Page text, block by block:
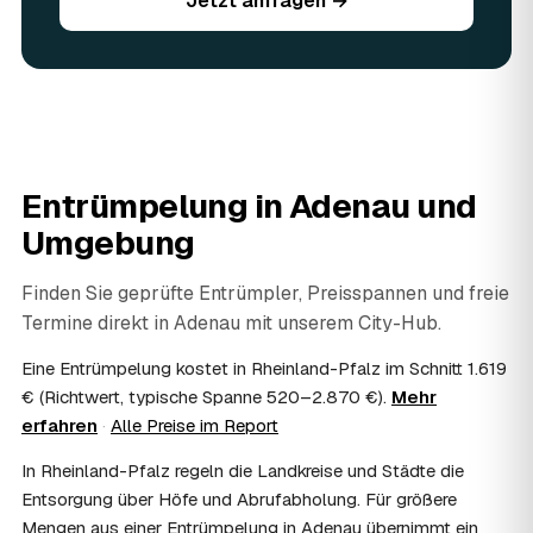
Sie vorhandene Wertsachen einfach in der Anfrage an.
AWL Zentrum vermittelt nur die Entrümpler und ersetzt
keine Steuerberatung — die konkrete Anrechnung klären
Sie mit Ihrem Finanzamt oder Steuerberater.
Kosten?
Im Einzelfall ist das möglich — etwa bei einer
Wohnungsauflösung im Rahmen von Sozialhilfe oder
einem vom Amt veranlassten Umzug. Wichtig: Den Antrag
stellen Sie vor Auftragserteilung beim zuständigen Amt
und holen die Kostenübernahme schriftlich ein. AWL
über die Kostenübernahme.
08 Bekomme ich einen Entsorgungsnachweis?
Entrümpelung inAdenau und
Umgebung
Finden Sie geprüfte Entrümpler, Preisspannen und freie
Termine direkt in Adenau mit unserem City-Hub.
Eine Entrümpelung kostet in Rheinland-Pfalz im Schnitt 1.619
€ (Richtwert, typische Spanne 520–2.870 €). Mehr
erfahren · Alle Preise im Report
In Rheinland-Pfalz regeln die Landkreise und Städte die
Entsorgung über Höfe und Abrufabholung. Für größere
Mengen aus einer Entrümpelung in Adenau übernimmt ein